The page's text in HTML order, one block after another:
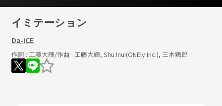
イミテーション
Da-iCE
作詞 : 工藤大輝/作曲 : 工藤大輝, Shu Inui(ONEly Inc.), 三木鶏郎